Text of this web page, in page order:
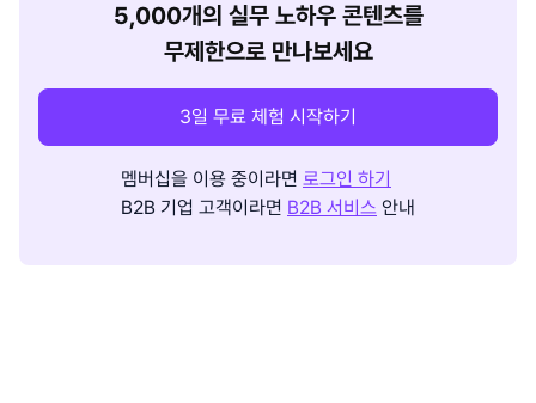
5,000개의 실무 노하우 콘텐츠를
무제한으로 만나보세요
3일 무료 체험 시작하기
멤버십을 이용 중이라면 로그인 하기
B2B 기업 고객이라면 B2B 서비스 안내